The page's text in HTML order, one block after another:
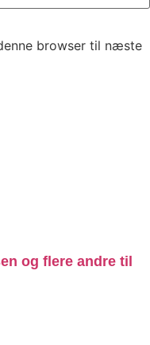
browser til næste
og flere andre til